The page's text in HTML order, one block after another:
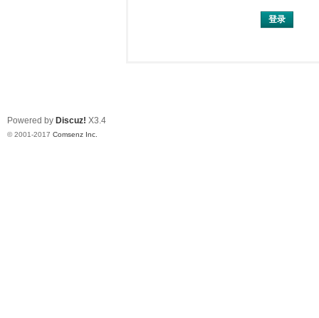
登录
Powered by Discuz! X3.4
© 2001-2017 Comsenz Inc.